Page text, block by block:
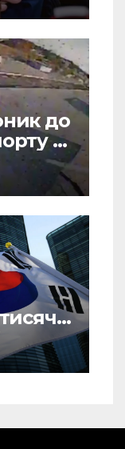
до
та
до